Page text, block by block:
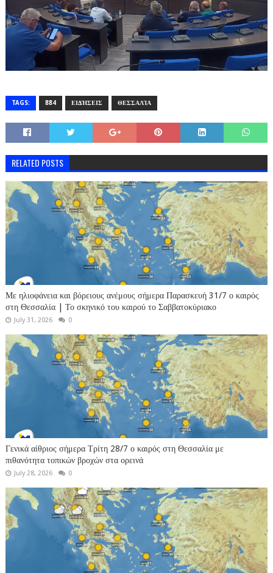
TAGS: 884 ΕΙΔΉΣΕΙΣ ΘΕΣΣΑΛΊΑ
RELATED POSTS
Με ηλιοφάνεια και βόρειους ανέμους σήμερα Παρασκευή 31/7 ο καιρός
στη Θεσσαλία | Το σκηνικό του καιρού το Σαββατοκύριακο
July 31, 2026 0
Γενικά αίθριος σήμερα Τρίτη 28/7 ο καιρός στη Θεσσαλία με
πιθανότητα τοπικών βροχών στα ορεινά
July 28, 2026 0